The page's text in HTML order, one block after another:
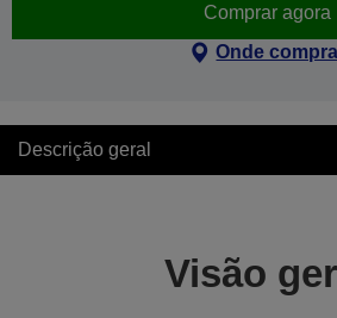
Comprar agora
Onde
Descrição geral
Visão